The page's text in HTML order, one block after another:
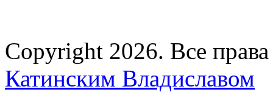
Copyright 2026. Все
Катинским Владиславом